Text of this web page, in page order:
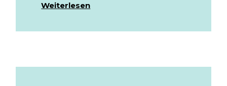
Weiterlesen